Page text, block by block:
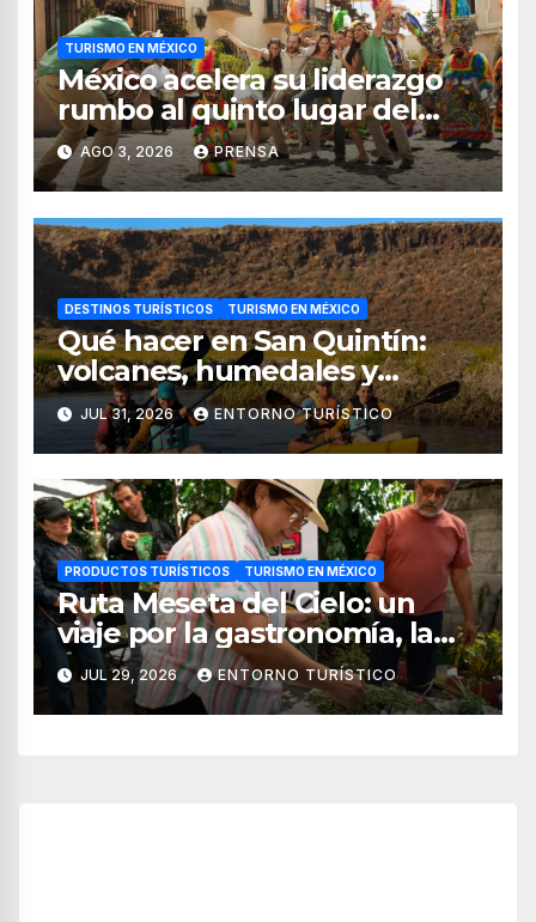
TURISMO EN MÉXICO
México acelera su liderazgo
rumbo al quinto lugar del
turismo mundial
AGO 3, 2026 PRENSA
DESTINOS TURÍSTICOS TURISMO EN MÉXICO
Qué hacer en San Quintín:
volcanes, humedales y
sabores del mar
JUL 31, 2026 ENTORNO TURÍSTICO
PRODUCTOS TURÍSTICOS TURISMO EN MÉXICO
Ruta Meseta del Cielo: un
viaje por la gastronomía, la
cultura y los paisajes de
Nayarit
JUL 29, 2026 ENTORNO TURÍSTICO